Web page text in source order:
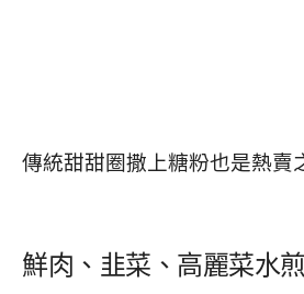
傳統甜甜圈撒上糖粉也是熱賣
鮮肉 、 韭菜 、 高麗菜水